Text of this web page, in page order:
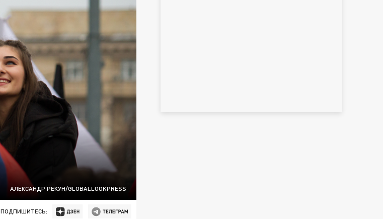
АЛЕКСАНДР РЕКУН/GLOBALLOOKPRESS
ПОДПИШИТЕСЬ: